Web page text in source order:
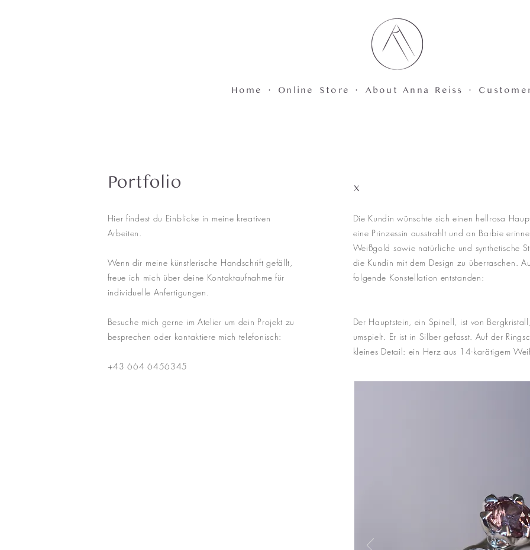
Home · Online Store · About Anna Reiss ·
Portfolio
Hier findest du Einblicke in meine kreativen
Arbeiten.
Wenn dir meine künstlerische Handschrift gefällt,
freue ich mich über deine Kontaktaufnahme für
individuelle Anfertigungen.
Besuche mich gerne im Atelier um dein Projekt zu
besprechen oder kontaktiere mich telefonisch:
+43 664 6456345
X
Die Kundin wünschte sich einen hellrosa
eine Prinzessin ausstrahlt und an Barbie
Weißgold sowie natürliche und synthetische
die Kundin mit dem Design zu überraschen.
folgende Konstellation entstanden:
Der Hauptstein, ein Spinell, ist von
umspielt. Er ist in Silber gefasst. Auf der
kleines Detail: ein Herz aus 14-karätigem